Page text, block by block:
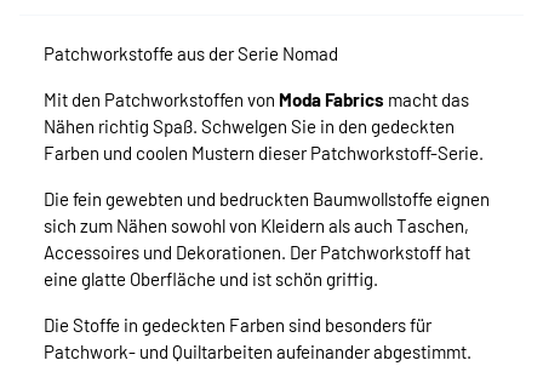
Patchworkstoffe aus der Serie Nomad
Mit den Patchworkstoffen von Moda Fabrics macht das
Nähen richtig Spaß. Schwelgen Sie in den gedeckten
Farben und coolen Mustern dieser Patchworkstoff-Serie.
Die fein gewebten und bedruckten Baumwollstoffe eignen
sich zum Nähen sowohl von Kleidern als auch Taschen,
Accessoires und Dekorationen. Der Patchworkstoff hat
eine glatte Oberfläche und ist schön griffig.
Die Stoffe in gedeckten Farben sind besonders für
Patchwork- und Quiltarbeiten aufeinander abgestimmt.